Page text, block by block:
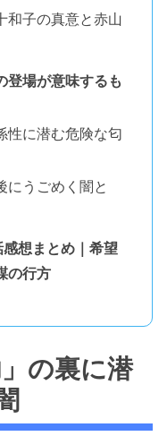
和子の真意と赤山
登場が意味するも
性に潜む危険な匂
にうごめく闇と
感想まとめ｜希望
の行方
の裏に潜